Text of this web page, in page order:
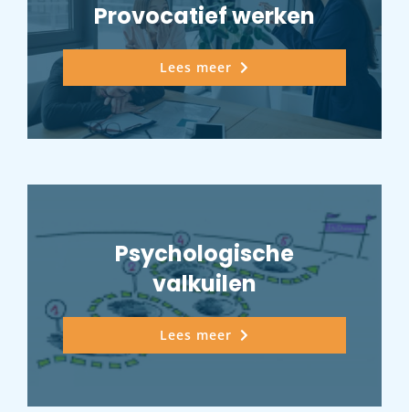
Provocatief werken
Lees meer
Psychologische
valkuilen
Lees meer